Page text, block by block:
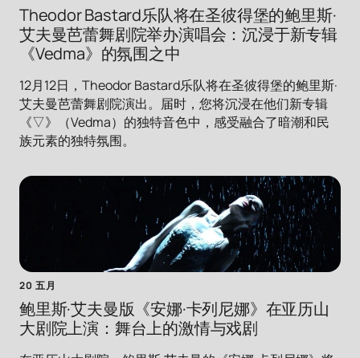
Theodor Bastard乐队将在圣彼得堡的鲍里斯·
艾夫曼芭蕾舞剧院举办演唱会：沉浸于新专辑
《Vedma》的氛围之中
12月12日，Theodor Bastard乐队将在圣彼得堡的鲍里斯·
艾夫曼芭蕾舞剧院演出。届时，您将沉浸在他们新专辑
《▽》（Vedma）的独特音色中，感受融合了暗潮和民
族元素的独特氛围。
20 五月
鲍里斯·艾夫曼版《安娜·卡列尼娜》在亚历山
大剧院上演：舞台上的激情与戏剧